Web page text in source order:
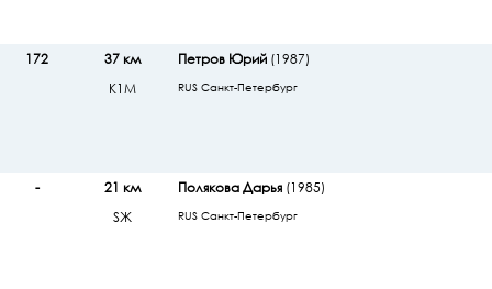
172
37 км
К1М
Петров Юрий(1987)
RUS Санкт-Петербург
-
21 км
SЖ
Полякова Дарья(1985)
RUS Санкт-Петербург